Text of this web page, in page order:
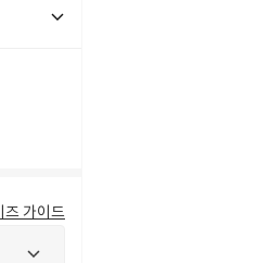
즈 가이드